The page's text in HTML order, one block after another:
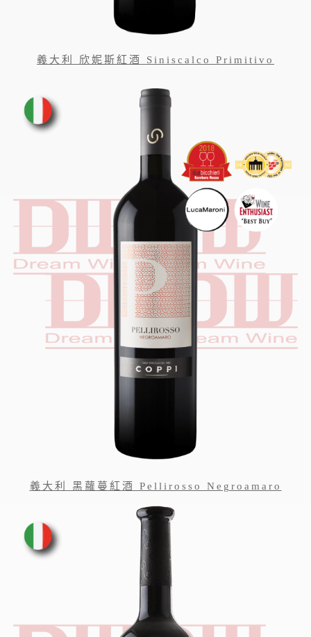
義大利 欣妮斯紅酒 Siniscalco Primitivo
義大利 黑蘿蔓紅酒 Pellirosso Negroamaro